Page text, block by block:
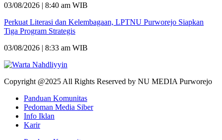
03/08/2026 | 8:40 am WIB
Perkuat Literasi dan Kelembagaan, LPTNU Purworejo Siapkan
Tiga Program Strategis
03/08/2026 | 8:33 am WIB
Copyright @2025 All Rights Reserved by NU MEDIA Purworejo
Panduan Komunitas
Pedoman Media Siber
Info Iklan
Karir